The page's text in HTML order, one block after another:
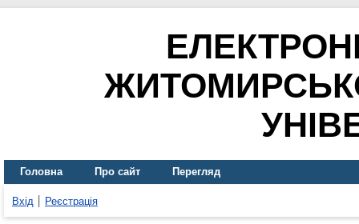
Головна Про сайт Перегляд
Вхід Реєстрація